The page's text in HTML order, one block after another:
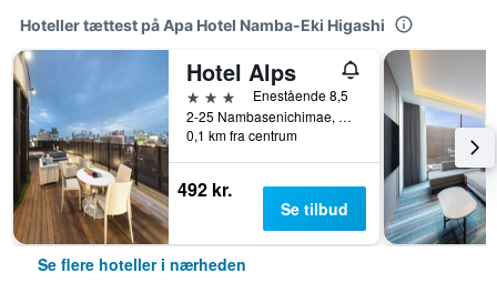
Hoteller tættest på Apa Hotel Namba-Eki Higashi
Hotel Alps
3 stjernerEnestående 8,5
2-25 Nambasenichimae, Osaka, Japan
0,1 km fra centrum
492 kr.
Se tilbud
Se flere hoteller i nærheden